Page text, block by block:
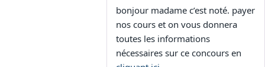
bonjour madame c’est noté. payer
nos cours et on vous donnera
toutes les informations
nécessaires sur ce concours en